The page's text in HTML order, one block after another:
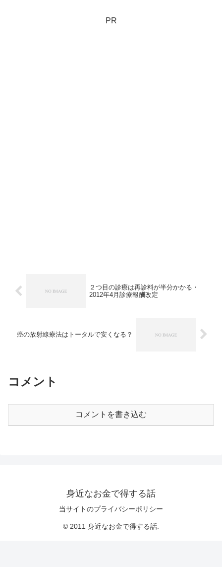
PR
２つ目の診療は再診料が半分かかる・
2012年4月診療報酬改定
癌の放射線療法はトータルで安くなる？
コメント
コメントを書き込む
身近なお金で得する話
当サイトのプライバシーポリシー
© 2011 身近なお金で得する話.